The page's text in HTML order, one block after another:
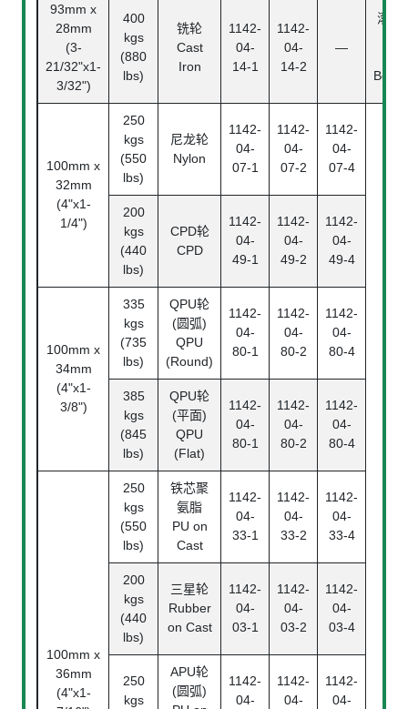
93mm x
28mm
(3-
21/32"x1-
3/32")
400
kgs
(880
lbs)
铣轮
Cast
Iron
1142-
04-
14-1
1142-
04-
14-2
—
滚珠
100mm x
32mm
(4"x1-
1/4")
250
kgs
(550
lbs)
尼龙轮
Nylon
1142-
04-
07-1
1142-
04-
07-2
1142-
04-
07-4
200
kgs
(440
lbs)
CPD轮
CPD
1142-
04-
49-1
1142-
04-
49-2
1142-
04-
49-4
100mm x
34mm
(4"x1-
3/8")
335
kgs
(735
lbs)
QPU轮
(圆弧)
QPU
(Round)
1142-
04-
80-1
1142-
04-
80-2
1142-
04-
80-4
385
kgs
(845
lbs)
QPU轮
(平面)
QPU
(Flat)
1142-
04-
80-1
1142-
04-
80-2
1142-
04-
80-4
100mm x
36mm
(4"x1-
250
kgs
(550
lbs)
铁芯聚
氨脂
PU on
Cast
1142-
04-
33-1
1142-
04-
33-2
1142-
04-
33-4
200
kgs
(440
lbs)
三星轮
Rubber
on Cast
1142-
04-
03-1
1142-
04-
03-2
1142-
04-
03-4
250
kgs
APU轮
(圆弧)
1142-
04-
1142-
04-
1142-
04-